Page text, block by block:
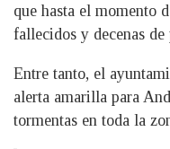
que hasta el momento
fallecidos y decenas de
Entre tanto, el
alerta amarilla para
tormentas en toda la